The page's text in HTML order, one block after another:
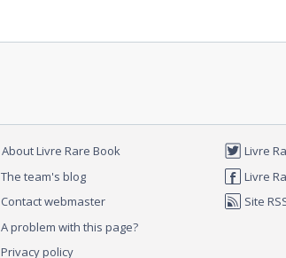
About Livre Rare Book
The team's blog
Contact webmaster
A problem with this page?
Privacy policy
Livre
Livre
Site